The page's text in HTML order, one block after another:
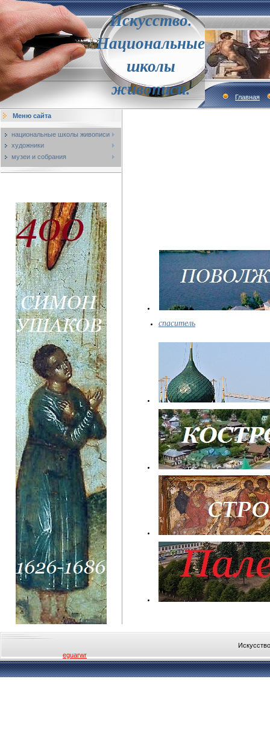
Искусство.
Национальные
школы
живописи.
Главная
Меню сайта
национальные школы живописи
художники
музеи и собрания
спаситель
eguarwr